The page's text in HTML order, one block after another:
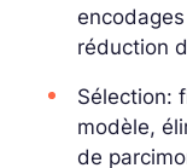
réduction
Sélection:
modèle,
de